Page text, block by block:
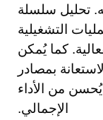
تحليل سلسلة
التشغيلية
كما يُمكن
بمصادر
من الأداء
الإجمالي.